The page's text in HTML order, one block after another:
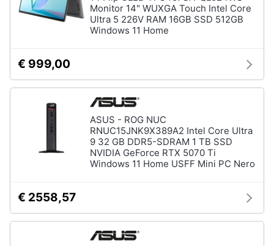
Monitor 14" WUXGA Touch Intel Core
Ultra 5 226V RAM 16GB SSD 512GB
Windows 11 Home
€ 999,00
ASUS - ROG NUC
RNUC15JNK9X389A2 Intel Core Ultra
9 32 GB DDR5-SDRAM 1 TB SSD
NVIDIA GeForce RTX 5070 Ti
Windows 11 Home USFF Mini PC Nero
€ 2558,57